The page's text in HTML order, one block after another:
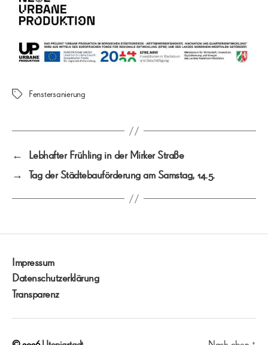
Schlagwörter
Fenstersanierung
←
Lebhafter Frühling in der Mirker Straße
→ Tag der Städtebauförderung am Samstag, 14.5.
Impressum
Datenschutzerklärung
Transparenz